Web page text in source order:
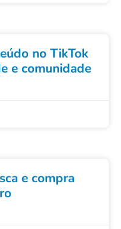
no TikTok
e comunidade
e compra